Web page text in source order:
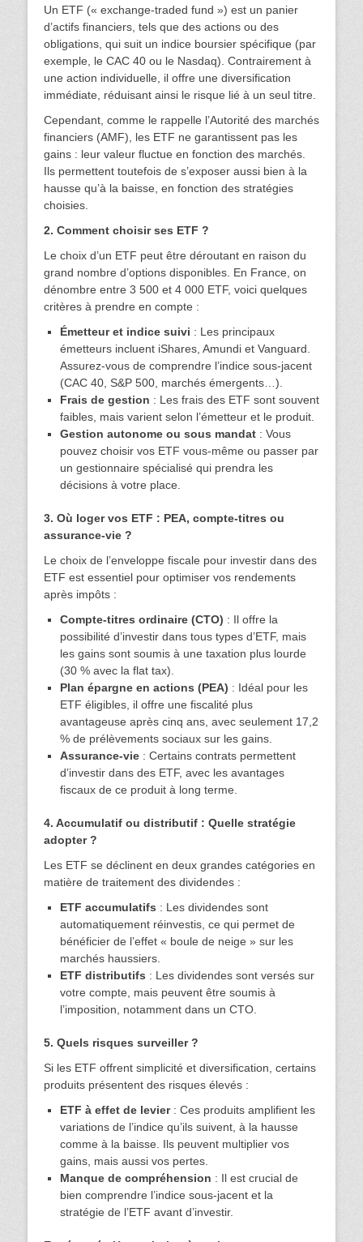
Un ETF (« exchange-traded fund ») est un panier
d’actifs financiers, tels que des actions ou des
obligations, qui suit un indice boursier spécifique (par
exemple, le CAC 40 ou le Nasdaq). Contrairement à
une action individuelle, il offre une diversification
immédiate, réduisant ainsi le risque lié à un seul titre.
Cependant, comme le rappelle l’Autorité des marchés
financiers (AMF), les ETF ne garantissent pas les
gains : leur valeur fluctue en fonction des marchés.
Ils permettent toutefois de s’exposer aussi bien à la
hausse qu’à la baisse, en fonction des stratégies
choisies.
2. Comment choisir ses ETF ?
Le choix d’un ETF peut être déroutant en raison du
grand nombre d’options disponibles. En France, on
dénombre entre 3 500 et 4 000 ETF, voici quelques
critères à prendre en compte :
Émetteur et indice suivi : Les principaux
émetteurs incluent iShares, Amundi et Vanguard.
Assurez-vous de comprendre l’indice sous-jacent
(CAC 40, S&P 500, marchés émergents…).
Frais de gestion : Les frais des ETF sont souvent
faibles, mais varient selon l’émetteur et le produit.
Gestion autonome ou sous mandat : Vous
pouvez choisir vos ETF vous-même ou passer par
un gestionnaire spécialisé qui prendra les
décisions à votre place.
3. Où loger vos ETF : PEA, compte-titres ou
assurance-vie ?
Le choix de l’enveloppe fiscale pour investir dans des
ETF est essentiel pour optimiser vos rendements
après impôts :
Compte-titres ordinaire (CTO) : Il offre la
possibilité d’investir dans tous types d’ETF, mais
les gains sont soumis à une taxation plus lourde
(30 % avec la flat tax).
Plan épargne en actions (PEA) : Idéal pour les
ETF éligibles, il offre une fiscalité plus
avantageuse après cinq ans, avec seulement 17,2
% de prélèvements sociaux sur les gains.
Assurance-vie : Certains contrats permettent
d’investir dans des ETF, avec les avantages
fiscaux de ce produit à long terme.
4. Accumulatif ou distributif : Quelle stratégie
adopter ?
Les ETF se déclinent en deux grandes catégories en
matière de traitement des dividendes :
ETF accumulatifs : Les dividendes sont
automatiquement réinvestis, ce qui permet de
bénéficier de l’effet « boule de neige » sur les
marchés haussiers.
ETF distributifs : Les dividendes sont versés sur
votre compte, mais peuvent être soumis à
l’imposition, notamment dans un CTO.
5. Quels risques surveiller ?
Si les ETF offrent simplicité et diversification, certains
produits présentent des risques élevés :
ETF à effet de levier: Ces produits amplifient les
variations de l’indice qu’ils suivent, à la hausse
comme à la baisse. Ils peuvent multiplier vos
gains, mais aussi vos pertes.
Manque de compréhension : Il est crucial de
bien comprendre l’indice sous-jacent et la
stratégie de l’ETF avant d’investir.